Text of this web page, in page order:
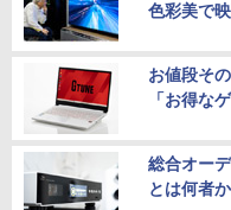
色彩美で
お値段そ
「お得な
総合オー
とは何者